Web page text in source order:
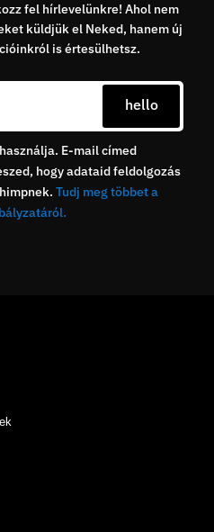
fel hírlevelünkre! Ahol nem
küldjük el Neked, hanem új
is értesülhetsz.
hello
E-mail címed
hogy adataid feldolgozás
Tudj meg többet a